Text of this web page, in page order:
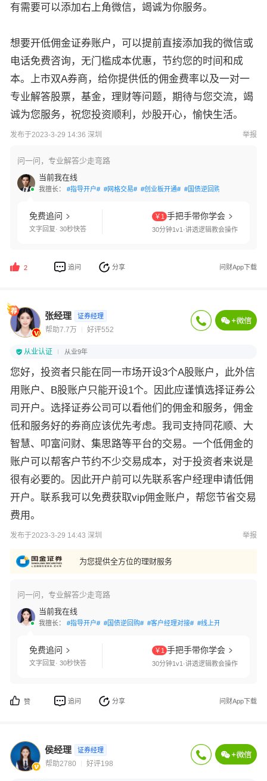
有需要可以添加右上角微信，竭诚为你服务。
想要开低佣金证券账户，可以提前直接添加我的微信或
电话免费咨询，无门槛成本优惠，节约您的时间和成
本。上市双A券商，给你提供低的佣金费率以及一对一
专业解答股票，基金，理财等问题，期待与您交流，竭
诚为您服务，祝您投资顺利，炒股开心，愉快生活。
发布于2023-3-29 14:36 深圳 举报
问一问，专业解答少走弯路
当前我在线
我擅长： #指导开户# #网格交易# #创业板开通# #国债逆回购#
免费追问
文字回复· 30秒快答
￥1 手把手带你学会
30分钟1v1·讲透逻辑教会操作
2 追问 分享 问财App下载
张经理 证券经理
帮助7.7万 好评552
从业认证 从业9年
您好，投资者只能在同一市场开设3个A股账户，此外信
用账户、B股账户只能开设1个。因此应谨慎选择证券公
司开户。选择证券公司可以看他们的佣金和服务，佣金
低和服务好的券商应该优先考虑。我司支持同花顺、大
智慧、叩富问财、集思路等平台的交易。一个低佣金的
账户可以帮客户节约不少交易成本，对于投资者来说是
很有必要的。因此开户前可以先联系客户经理申请低佣
开户。联系我可以免费获取vip佣金账户，帮您节省交易
费用。
发布于2023-3-29 14:43 深圳 举报
为您提供全方位的理财服务
问一问，专业解答少走弯路
当前我在线
我擅长： #指导开户# #国债逆回购# #客户经理对接# #线上开户#
免费追问
文字回复· 30秒快答
￥1 手把手带你学会
30分钟1v1·讲透逻辑教会操作
赞 追问 分享 问财App下载
侯经理 证券经理
帮助2780 好评198